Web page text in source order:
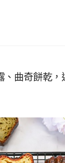
、曲奇餅乾